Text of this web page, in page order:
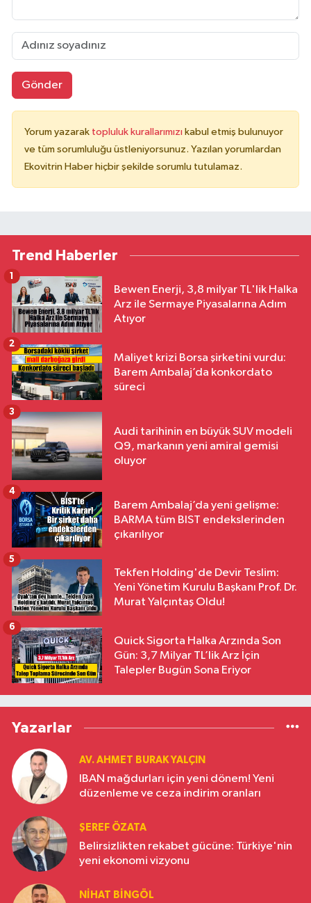
Gönder
Yorum yazarak topluluk kurallarımızı kabul etmiş bulunuyor
ve tüm sorumluluğu üstleniyorsunuz. Yazılan yorumlardan
Ekovitrin Haber hiçbir şekilde sorumlu tutulamaz.
Trend Haberler
Bewen Enerji, 3,8 milyar TL'lik Halka
Arz ile Sermaye Piyasalarına Adım
Atıyor
1
Maliyet krizi Borsa şirketini vurdu:
Barem Ambalaj’da konkordato
süreci
2
Audi tarihinin en büyük SUV modeli
Q9, markanın yeni amiral gemisi
oluyor
3
Barem Ambalaj’da yeni gelişme:
BARMA tüm BIST endekslerinden
çıkarılıyor
4
Tekfen Holding'de Devir Teslim:
Yeni Yönetim Kurulu Başkanı Prof. Dr.
Murat Yalçıntaş Oldu!
5
Quick Sigorta Halka Arzında Son
Gün: 3,7 Milyar TL’lik Arz İçin
Talepler Bugün Sona Eriyor
6
Yazarlar
AV. AHMET BURAK YALÇIN
IBAN mağdurları için yeni dönem! Yeni
düzenleme ve ceza indirim oranları
ŞEREF ÖZATA
Belirsizlikten rekabet gücüne: Türkiye'nin
yeni ekonomi vizyonu
NIHAT BINGÖL